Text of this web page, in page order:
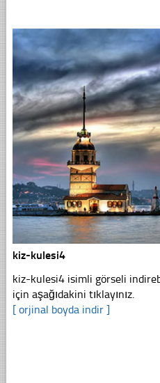
kiz-kulesi4
kiz-kulesi4 isimli görseli
için aşağıdakini tıklayınız.
[ orjinal boyda indir ]